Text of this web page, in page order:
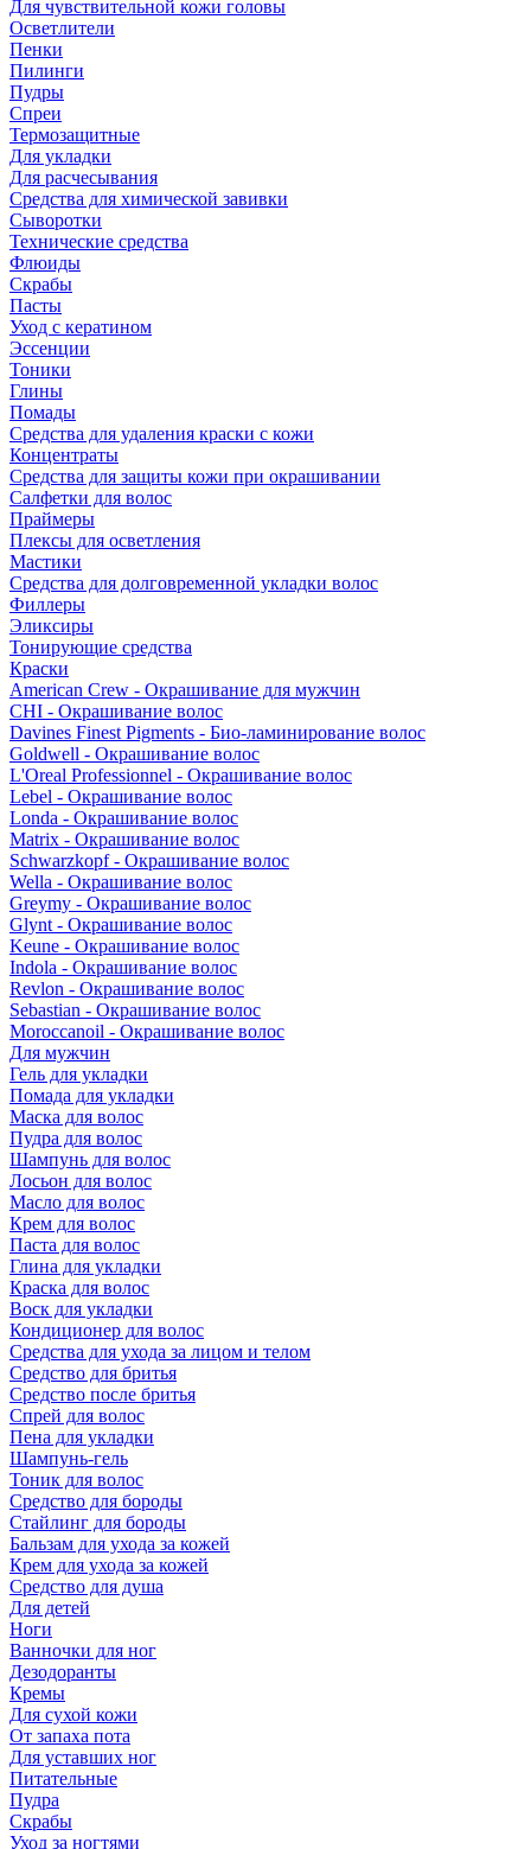
Для чувствительной кожи головы
Осветлители
Пенки
Пилинги
Пудры
Спреи
Термозащитные
Для укладки
Для расчесывания
Средства для химической завивки
Сыворотки
Технические средства
Флюиды
Скрабы
Пасты
Уход с кератином
Эссенции
Тоники
Глины
Помады
Средства для удаления краски с кожи
Концентраты
Средства для защиты кожи при окрашивании
Салфетки для волос
Праймеры
Плексы для осветления
Мастики
Средства для долговременной укладки волос
Филлеры
Эликсиры
Тонирующие средства
Краски
American Crew - Окрашивание для мужчин
CHI - Окрашивание волос
Davines Finest Pigments - Био-ламинирование волос
Goldwell - Окрашивание волос
L'Oreal Professionnel - Окрашивание волос
Lebel - Окрашивание волос
Londa - Окрашивание волос
Matrix - Окрашивание волос
Schwarzkopf - Окрашивание волос
Wella - Окрашивание волос
Greymy - Окрашивание волос
Glynt - Окрашивание волос
Keune - Окрашивание волос
Indola - Окрашивание волос
Revlon - Окрашивание волос
Sebastian - Окрашивание волос
Moroccanoil - Окрашивание волос
Для мужчин
Гель для укладки
Помада для укладки
Маска для волос
Пудра для волос
Шампунь для волос
Лосьон для волос
Масло для волос
Крем для волос
Паста для волос
Глина для укладки
Краска для волос
Воск для укладки
Кондиционер для волос
Средства для ухода за лицом и телом
Средство для бритья
Средство после бритья
Спрей для волос
Пена для укладки
Шампунь-гель
Тоник для волос
Средство для бороды
Стайлинг для бороды
Бальзам для ухода за кожей
Крем для ухода за кожей
Средство для душа
Для детей
Ноги
Ванночки для ног
Дезодоранты
Кремы
Для сухой кожи
От запаха пота
Для уставших ног
Питательные
Пудра
Скрабы
Уход за ногтями